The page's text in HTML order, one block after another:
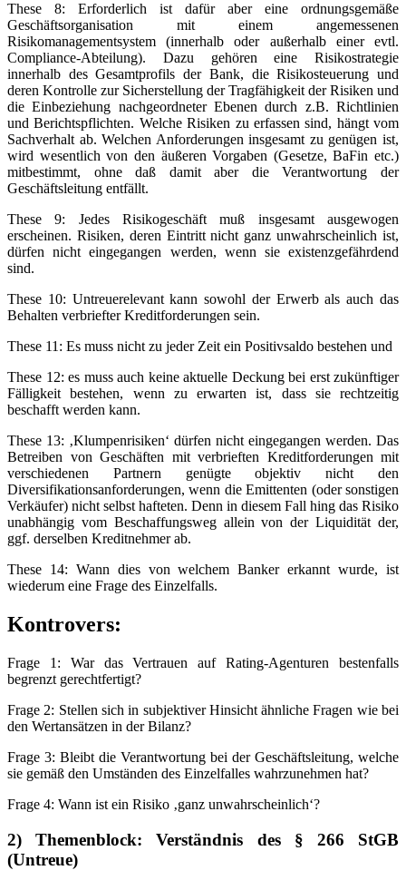
These 8: Erforderlich ist dafür aber eine ordnungsgemäße
Geschäftsorganisation mit einem angemessenen
Risikomanagementsystem (innerhalb oder außerhalb einer evtl.
Compliance-Abteilung). Dazu gehören eine Risikostrategie
innerhalb des Gesamtprofils der Bank, die Risikosteuerung und
deren Kontrolle zur Sicherstellung der Tragfähigkeit der Risiken und
die Einbeziehung nachgeordneter Ebenen durch z.B. Richtlinien
und Berichtspflichten. Welche Risiken zu erfassen sind, hängt vom
Sachverhalt ab. Welchen Anforderungen insgesamt zu genügen ist,
wird wesentlich von den äußeren Vorgaben (Gesetze, BaFin etc.)
mitbestimmt, ohne daß damit aber die Verantwortung der
Geschäftsleitung entfällt.
These 9: Jedes Risikogeschäft muß insgesamt ausgewogen
erscheinen. Risiken, deren Eintritt nicht ganz unwahrscheinlich ist,
dürfen nicht eingegangen werden, wenn sie existenzgefährdend
sind.
These 10: Untreuerelevant kann sowohl der Erwerb als auch das
Behalten verbriefter Kreditforderungen sein.
These 11: Es muss nicht zu jeder Zeit ein Positivsaldo bestehen und
These 12: es muss auch keine aktuelle Deckung bei erst zukünftiger
Fälligkeit bestehen, wenn zu erwarten ist, dass sie rechtzeitig
beschafft werden kann.
These 13: ‚Klumpenrisiken‘ dürfen nicht eingegangen werden. Das
Betreiben von Geschäften mit verbrieften Kreditforderungen mit
verschiedenen Partnern genügte objektiv nicht den
Diversifikationsanforderungen, wenn die Emittenten (oder sonstigen
Verkäufer) nicht selbst hafteten. Denn in diesem Fall hing das Risiko
unabhängig vom Beschaffungsweg allein von der Liquidität der,
ggf. derselben Kreditnehmer ab.
These 14: Wann dies von welchem Banker erkannt wurde, ist
wiederum eine Frage des Einzelfalls.
Kontrovers:
Frage 1: War das Vertrauen auf Rating-Agenturen bestenfalls
begrenzt gerechtfertigt?
Frage 2: Stellen sich in subjektiver Hinsicht ähnliche Fragen wie bei
den Wertansätzen in der Bilanz?
Frage 3: Bleibt die Verantwortung bei der Geschäftsleitung, welche
sie gemäß den Umständen des Einzelfalles wahrzunehmen hat?
Frage 4: Wann ist ein Risiko ‚ganz unwahrscheinlich‘?
2) Themenblock: Verständnis des § 266 StGB
(Untreue)